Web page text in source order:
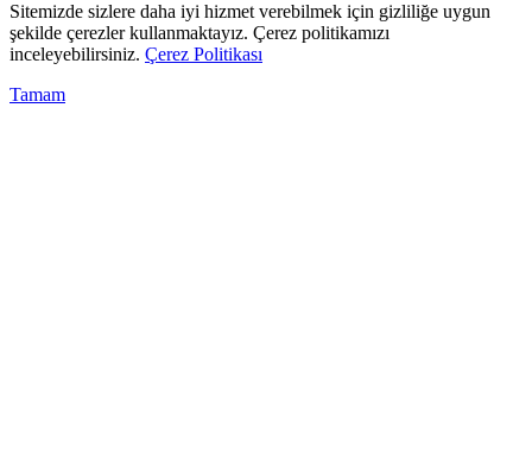
Sitemizde sizlere daha iyi hizmet verebilmek için gizliliğe uygun
şekilde çerezler kullanmaktayız. Çerez politikamızı
inceleyebilirsiniz. Çerez Politikası
Tamam